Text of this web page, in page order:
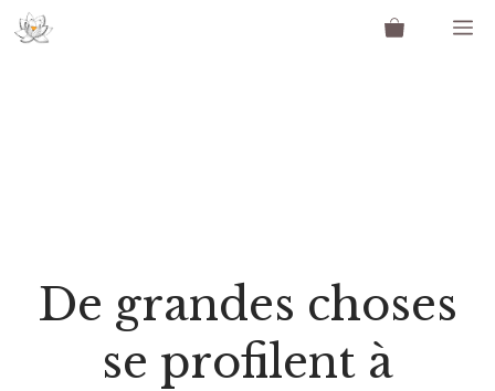
Aller
au
De grandes choses
se profilent à